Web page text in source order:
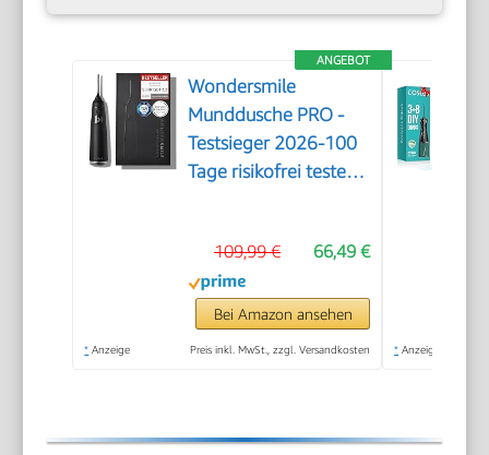
ANGEBOT
Wondersmile
Munddusche PRO -
Testsieger 2026-100
Tage risikofrei testen -
optimale Zahn- &
Zahnfleischpflege - 5
Modi - PowerAkku 30
Tagen Laufzeit
66,49 €
109,99 €
Bei Amazon ansehen
* Anzeige Preis inkl. MwSt., zzgl. Versandkosten * Anzeige